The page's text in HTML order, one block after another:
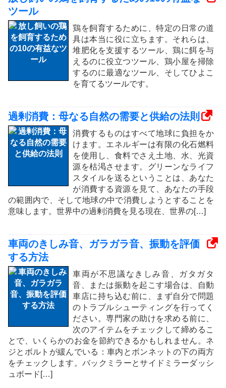
ツール
鶏を飼育するために、特定の日常の道
具は本当に役に立ちます。それらは、
堆肥化を支援するツール、鶏に餌を与
えるのに役立つツール、鶏小屋を掃除
するのに最適なツール、そしてひよこ
を育てるツールです。
過剰消費：母なる自然の需要と供給の法則
消費するものはすべて地球に負担をか
けます。エネルギーは有限の化石燃料
を使用し、食料でさえ土地、水、光資
源を枯渇させます。グリーンなライフ
スタイルを送るということは、あなた
が消費する資源を見て、あなたの手段
の範囲内で、そして地球の中で消費しようとすることを
意味します。世界中の過剰消費を見る現在、世界の[…]
車両のきしみ音、ガラガラ音、振動を評価
する方法
車両が不思議なきしみ音、ガタガタ
音、または振動を起こす場合は、自動
車店に持ち込む前に、まず自分で問題
のトラブルシューティングを行ってく
ださい。専門家の助けを求める前に、
次のアイテムをチェックして締めるこ
とで、いくらかのお金を節約できるかもしれません。ネ
ジとボルトが緩んでいる：車内とボンネットの下の両方
をチェックします。バックミラーとサイドミラーダッシ
ュボード[…]